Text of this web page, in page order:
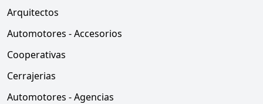
Arquitectos
Automotores - Accesorios
Cooperativas
Cerrajerias
Automotores - Agencias